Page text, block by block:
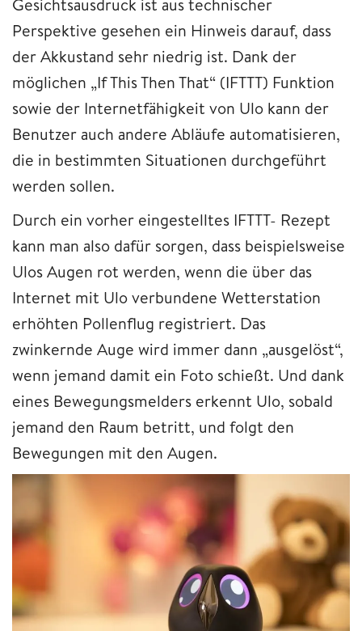
Perspektive gesehen ein Hinweis darauf, dass
der Akkustand sehr niedrig ist. Dank der
möglichen „If This Then That“ (IFTTT) Funktion
sowie der Internetfähigkeit von Ulo kann der
Benutzer auch andere Abläufe automatisieren,
die in bestimmten Situationen durchgeführt
werden sollen.
Durch ein vorher eingestelltes IFTTT- Rezept
kann man also dafür sorgen, dass beispielsweise
Ulos Augen rot werden, wenn die über das
Internet mit Ulo verbundene Wetterstation
erhöhten Pollenflug registriert. Das
zwinkernde Auge wird immer dann „ausgelöst“,
wenn jemand damit ein Foto schießt. Und dank
eines Bewegungsmelders erkennt Ulo, sobald
jemand den Raum betritt, und folgt den
Bewegungen mit den Augen.